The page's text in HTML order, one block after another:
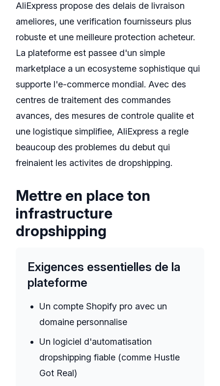
AliExpress propose des delais de livraison
ameliores, une verification fournisseurs plus
robuste et une meilleure protection acheteur.
La plateforme est passee d'un simple
marketplace a un ecosysteme sophistique qui
supporte l'e-commerce mondial. Avec des
centres de traitement des commandes
avances, des mesures de controle qualite et
une logistique simplifiee, AliExpress a regle
beaucoup des problemes du debut qui
freinaient les activites de dropshipping.
Mettre en place ton
infrastructure
dropshipping
Exigences essentielles de la
plateforme
Un compte Shopify pro avec un
domaine personnalise
Un logiciel d'automatisation
dropshipping fiable (comme Hustle
Got Real)